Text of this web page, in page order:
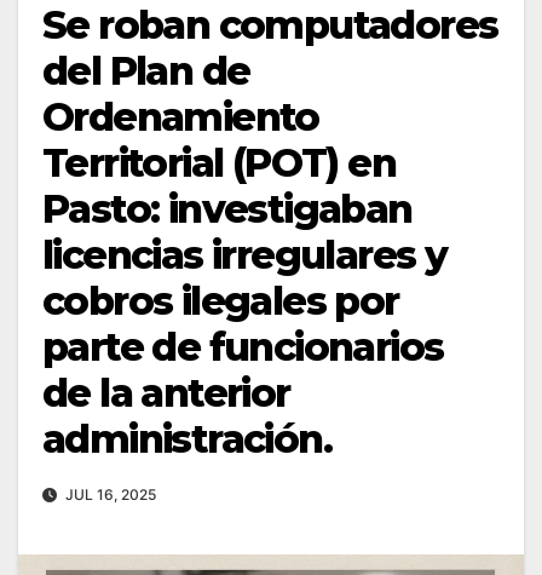
Se roban computadores
del Plan de
Ordenamiento
Territorial (POT) en
Pasto: investigaban
licencias irregulares y
cobros ilegales por
parte de funcionarios
de la anterior
administración.
JUL 16, 2025